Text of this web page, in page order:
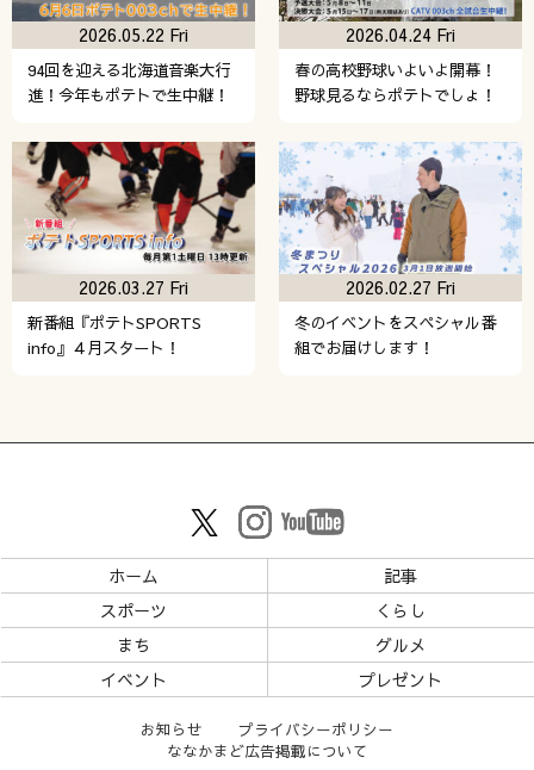
94回を迎える北海道音楽大行
進！今年もポテトで生中継！
2026.05.22 Fri
春の高校野球いよいよ開幕！
野球見るならポテトでしょ！
2026.04.24 Fri
新番組『ポテトSPORTS
info』４月スタート！
2026.03.27 Fri
冬のイベントをスペシャル番
組でお届けします！
2026.02.27 Fri
ホーム
記事
スポーツ
くらし
まち
グルメ
イベント
プレゼント
お知らせ
プライバシーポリシー
ななかまど広告掲載について